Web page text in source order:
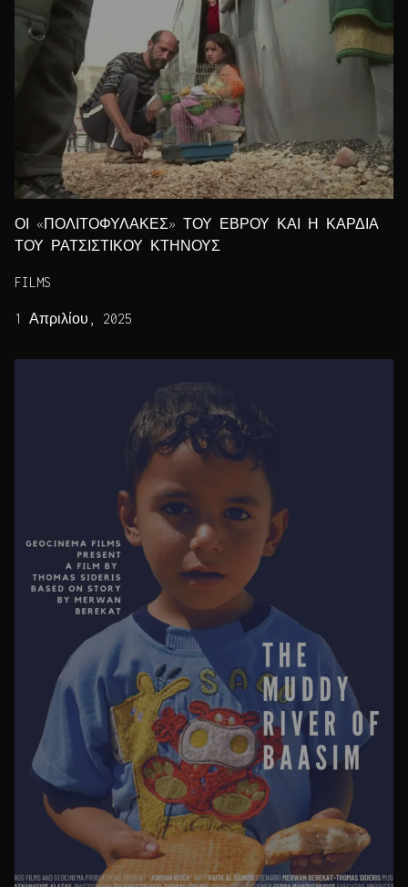
ΟΙ «ΠΟΛΙΤΟΦΥΛΑΚΕΣ» ΤΟΥ ΕΒΡΟΥ ΚΑΙ Η ΚΑΡΔΙΑ
ΤΟΥ ΡΑΤΣΙΣΤΙΚΟΥ ΚΤΗΝΟΥΣ
FILMS
1 Απριλίου, 2025